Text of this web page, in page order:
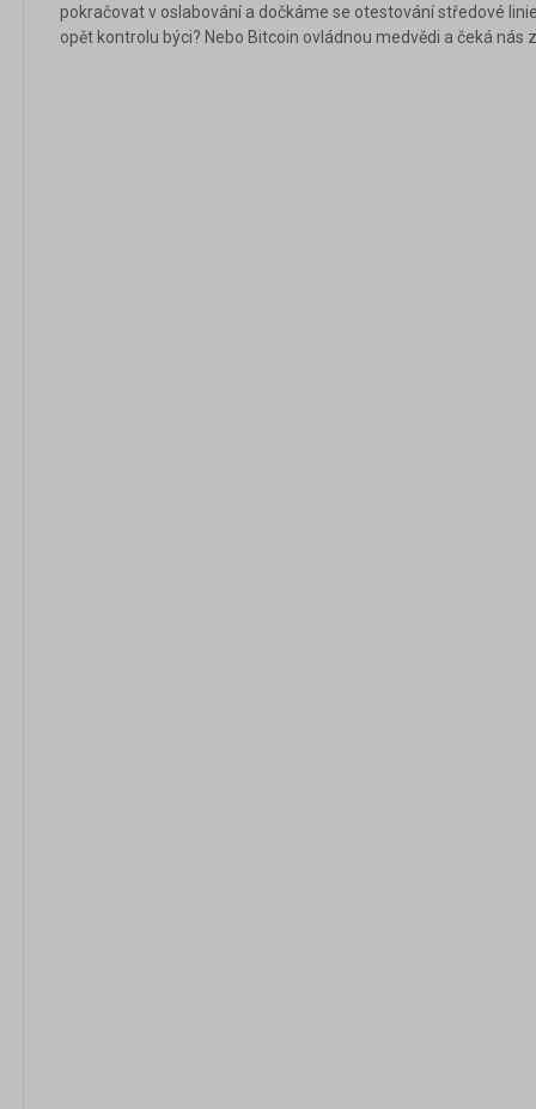
pokračovat v oslabování a dočkáme se otestování středové
opět kontrolu býci? Nebo Bitcoin ovládnou medvědi a čeká nás